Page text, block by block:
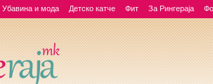
Убавина и мода Детско катче Фит За Рингераја